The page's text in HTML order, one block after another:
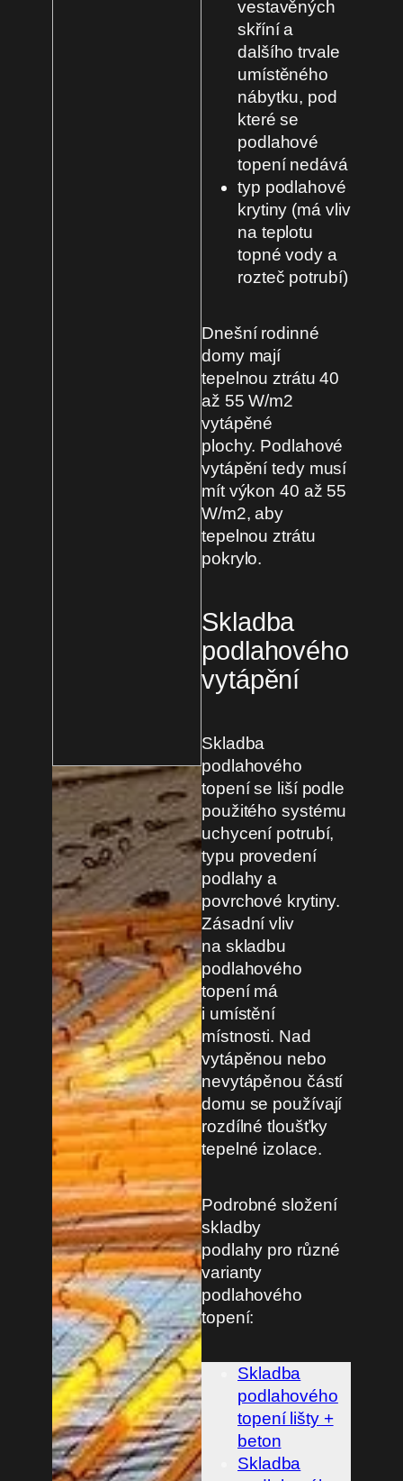
vestavěných
skříní a
dalšího trvale
umístěného
nábytku, pod
které se
podlahové
topení nedává
typ podlahové
krytiny (má vliv
na teplotu
topné vody a
rozteč potrubí)
Dnešní rodinné
domy mají
tepelnou ztrátu 40
až 55 W/m2
vytápěné
plochy. Podlahové
vytápění tedy musí
mít výkon 40 až 55
W/m2, aby
tepelnou ztrátu
pokrylo.
Skladba
podlahového
vytápění
Skladba
podlahového
topení se liší podle
použitého systému
uchycení potrubí,
typu provedení
podlahy a
povrchové krytiny.
Zásadní vliv
na skladbu
podlahového
topení má
i umístění
místnosti. Nad
vytápěnou nebo
nevytápěnou částí
domu se používají
rozdílné tloušťky
tepelné izolace.
Podrobné složení
skladby
podlahy pro různé
varianty
podlahového
topení:
Skladba
podlahového
topení lišty +
beton
Skladba